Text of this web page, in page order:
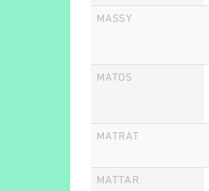
MASSY
MATOS
MATRAT
MATTAR